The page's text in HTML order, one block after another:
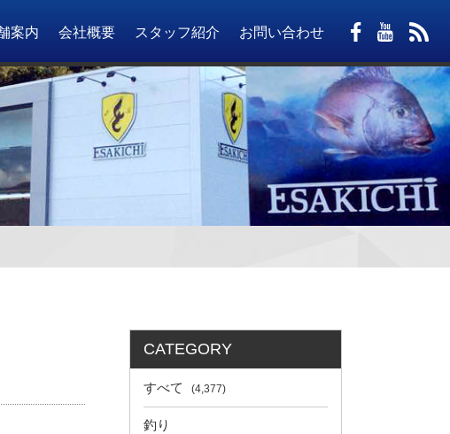
案内 会社概要 スタッフ紹介 お問い合わせ
CATEGORY
すべて (4,377)
釣り